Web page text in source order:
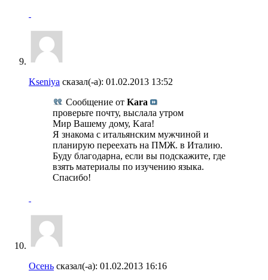
Kseniya сказал(-а): 01.02.2013 13:52
Сообщение от Kara
проверьте почту, выслала утром
Мир Вашему дому, Kara!
Я знакома с итальянским мужчиной и
планирую переехать на ПМЖ. в Италию.
Буду благодарна, если вы подскажите, где
взять материалы по изучению языка.
Спасибо!
Осень сказал(-а): 01.02.2013 16:16